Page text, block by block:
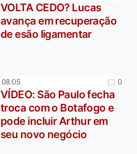
VOLTA CEDO? Lucas
avança em recuperação
de esão ligamentar
08:05 0
VÍDEO: São Paulo fecha
troca com o Botafogo e
pode incluir Arthur em
seu novo negócio